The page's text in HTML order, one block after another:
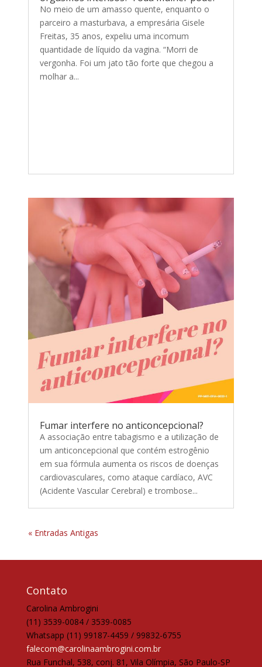
No meio de um amasso quente, enquanto o
parceiro a masturbava, a empresária Gisele
Freitas, 35 anos, expeliu uma incomum
quantidade de líquido da vagina. “Morri de
vergonha. Foi um jato tão forte que chegou a
molhar a...
Fumar interfere no anticoncepcional?
A associação entre tabagismo e a utilização de
um anticoncepcional que contém estrogênio
em sua fórmula aumenta os riscos de doenças
cardiovasculares, como ataque cardíaco, AVC
(Acidente Vascular Cerebral) e trombose...
« Entradas Antigas
Contato
Carolina Ambrogini
(11) 3539-0084 / 3539-0085
Whatsapp (11) 99187-4459 / 99832-6755
falecom@carolinaambrogini.com.br
Rua Funchal, 538, conj. 81, Vila Olímpia, São Paulo-SP